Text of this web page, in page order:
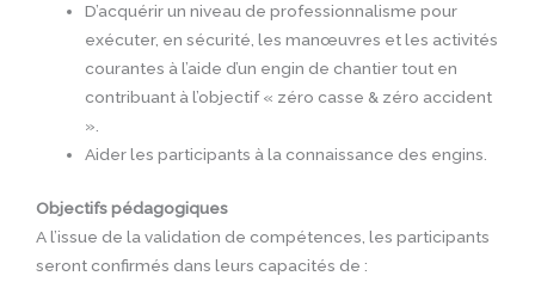
D’acquérir un niveau de professionnalisme pour
exécuter, en sécurité, les manœuvres et les activités
courantes à l’aide d’un engin de chantier tout en
contribuant à l’objectif « zéro casse & zéro accident
».
Aider les participants à la connaissance des engins.
Objectifs pédagogiques
A l’issue de la validation de compétences, les participants
seront confirmés dans leurs capacités de :